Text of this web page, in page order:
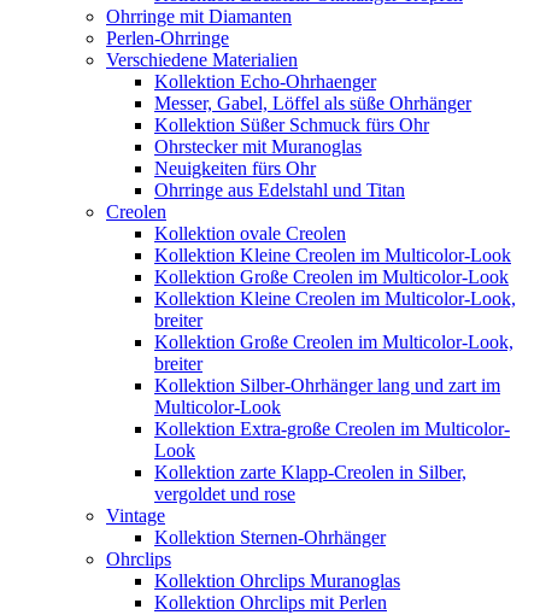
Ohrringe mit Diamanten
Perlen-Ohrringe
Verschiedene Materialien
Kollektion Echo-Ohrhaenger
Messer, Gabel, Löffel als süße Ohrhänger
Kollektion Süßer Schmuck fürs Ohr
Ohrstecker mit Muranoglas
Neuigkeiten fürs Ohr
Ohrringe aus Edelstahl und Titan
Creolen
Kollektion ovale Creolen
Kollektion Kleine Creolen im Multicolor-Look
Kollektion Große Creolen im Multicolor-Look
Kollektion Kleine Creolen im Multicolor-Look,
breiter
Kollektion Große Creolen im Multicolor-Look,
breiter
Kollektion Silber-Ohrhänger lang und zart im
Multicolor-Look
Kollektion Extra-große Creolen im Multicolor-
Look
Kollektion zarte Klapp-Creolen in Silber,
vergoldet und rose
Vintage
Kollektion Sternen-Ohrhänger
Ohrclips
Kollektion Ohrclips Muranoglas
Kollektion Ohrclips mit Perlen